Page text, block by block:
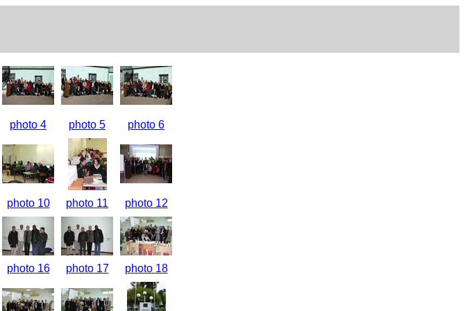
photo 4 photo 5 photo 6
photo 10 photo 11 photo 12
photo 16 photo 17 photo 18